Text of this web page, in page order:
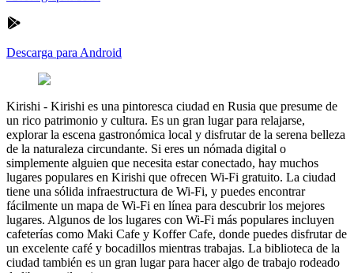
Descarga para Android
Kirishi - Kirishi es una pintoresca ciudad en Rusia que presume de
un rico patrimonio y cultura. Es un gran lugar para relajarse,
explorar la escena gastronómica local y disfrutar de la serena belleza
de la naturaleza circundante. Si eres un nómada digital o
simplemente alguien que necesita estar conectado, hay muchos
lugares populares en Kirishi que ofrecen Wi-Fi gratuito. La ciudad
tiene una sólida infraestructura de Wi-Fi, y puedes encontrar
fácilmente un mapa de Wi-Fi en línea para descubrir los mejores
lugares. Algunos de los lugares con Wi-Fi más populares incluyen
cafeterías como Maki Cafe y Koffer Cafe, donde puedes disfrutar de
un excelente café y bocadillos mientras trabajas. La biblioteca de la
ciudad también es un gran lugar para hacer algo de trabajo rodeado